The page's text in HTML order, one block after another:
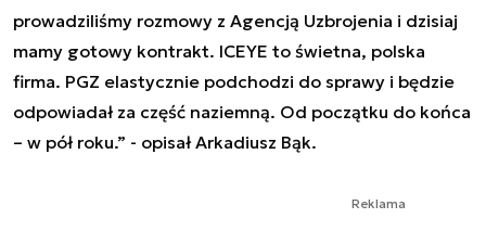
prowadziliśmy rozmowy z Agencją Uzbrojenia i dzisiaj
mamy gotowy kontrakt. ICEYE to świetna, polska
firma. PGZ elastycznie podchodzi do sprawy i będzie
odpowiadał za część naziemną. Od początku do końca
– w pół roku.” - opisał Arkadiusz Bąk.
Reklama